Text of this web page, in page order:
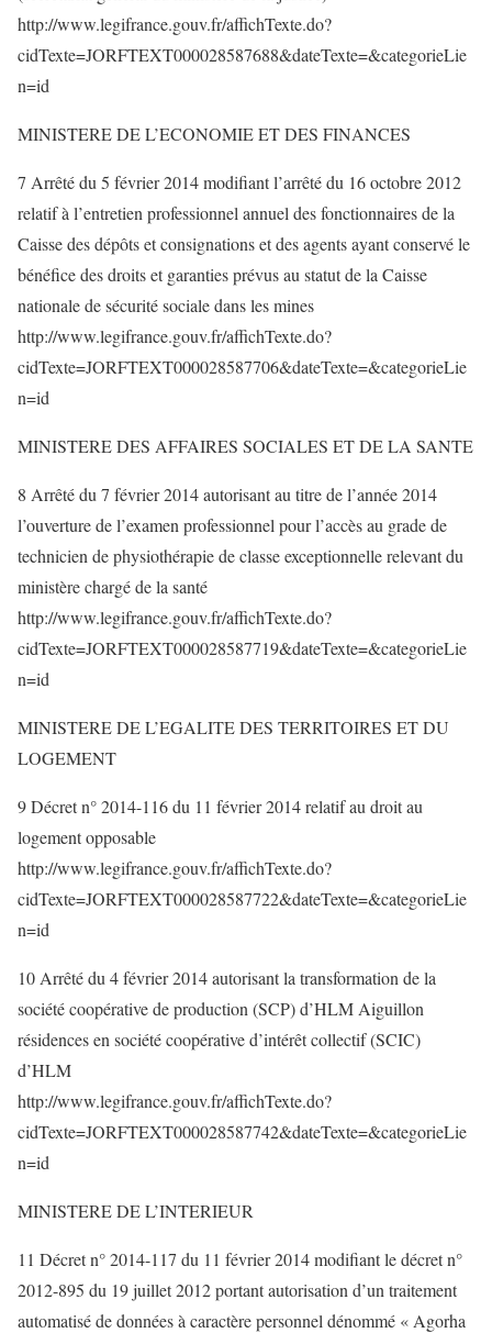
http://www.legifrance.gouv.fr/affichTexte.do?
cidTexte=JORFTEXT000028587688&dateTexte=&categorieLie
n=id
MINISTERE DE L’ECONOMIE ET DES FINANCES
7 Arrêté du 5 février 2014 modifiant l’arrêté du 16 octobre 2012
relatif à l’entretien professionnel annuel des fonctionnaires de la
Caisse des dépôts et consignations et des agents ayant conservé le
bénéfice des droits et garanties prévus au statut de la Caisse
nationale de sécurité sociale dans les mines
http://www.legifrance.gouv.fr/affichTexte.do?
cidTexte=JORFTEXT000028587706&dateTexte=&categorieLie
n=id
MINISTERE DES AFFAIRES SOCIALES ET DE LA SANTE
8 Arrêté du 7 février 2014 autorisant au titre de l’année 2014
l’ouverture de l’examen professionnel pour l’accès au grade de
technicien de physiothérapie de classe exceptionnelle relevant du
ministère chargé de la santé
http://www.legifrance.gouv.fr/affichTexte.do?
cidTexte=JORFTEXT000028587719&dateTexte=&categorieLie
n=id
MINISTERE DE L’EGALITE DES TERRITOIRES ET DU
LOGEMENT
9 Décret n° 2014-116 du 11 février 2014 relatif au droit au
logement opposable
http://www.legifrance.gouv.fr/affichTexte.do?
cidTexte=JORFTEXT000028587722&dateTexte=&categorieLie
n=id
10 Arrêté du 4 février 2014 autorisant la transformation de la
société coopérative de production (SCP) d’HLM Aiguillon
résidences en société coopérative d’intérêt collectif (SCIC)
d’HLM
http://www.legifrance.gouv.fr/affichTexte.do?
cidTexte=JORFTEXT000028587742&dateTexte=&categorieLie
n=id
MINISTERE DE L’INTERIEUR
11 Décret n° 2014-117 du 11 février 2014 modifiant le décret n°
2012-895 du 19 juillet 2012 portant autorisation d’un traitement
automatisé de données à caractère personnel dénommé « Agorha